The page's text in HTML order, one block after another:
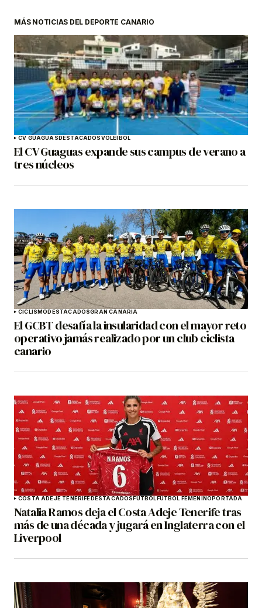
MÁS NOTICIAS DEL DEPORTE CANARIO
CV GUAGUASDESTACADOSVOLEIBOL
El CV Guaguas expande sus campus de verano a
tres núcleos
CICLISMODESTACADOSGRAN CANARIA
El GCBT desafía la insularidad con el mayor reto
operativo jamás realizado por un club ciclista
canario
COSTA ADEJE TENERIFEDESTACADOSFÚTBOLFÚTBOL FEMENINOPORTADA
Natalia Ramos deja el Costa Adeje Tenerife tras
más de una década y jugará en Inglaterra con el
Liverpool